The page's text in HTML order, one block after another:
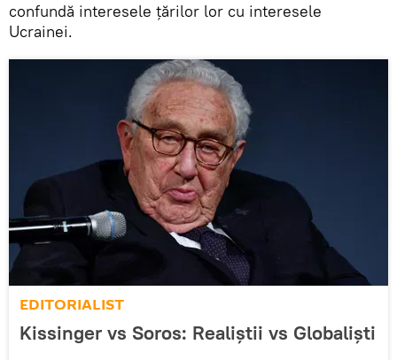
confundă interesele țărilor lor cu interesele
Ucrainei.
EDITORIALIST
Kissinger vs Soros: Realiștii vs Globaliști